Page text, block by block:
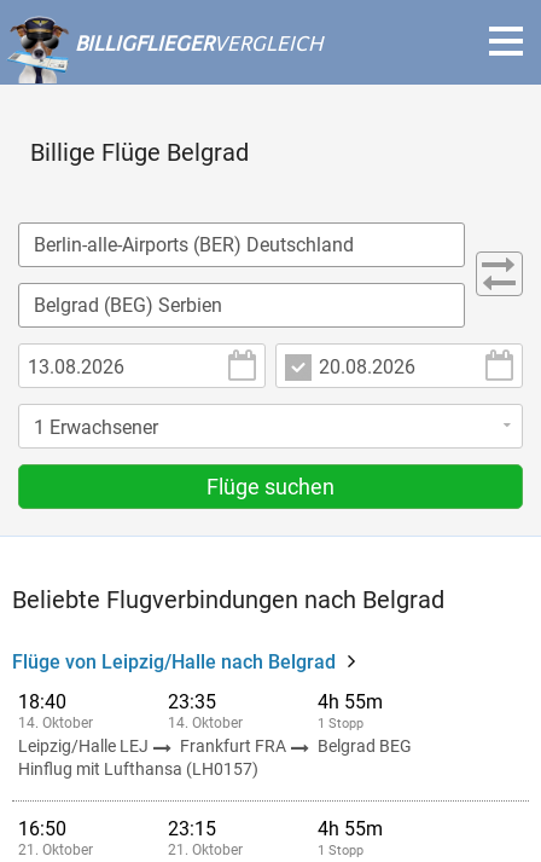
BILLIGFLIEGERVERGLEICH
Billige Flüge Belgrad
Flüge suchen
Beliebte Flugverbindungen nach Belgrad
Flüge von Leipzig/Halle nach Belgrad
18:40
14. Oktober
23:35
14. Oktober
4h 55m
1 Stopp
Leipzig/Halle LEJ Frankfurt FRA
Belgrad BEG
Hinflug mit Lufthansa (LH0157)
16:50
21. Oktober
23:15
21. Oktober
4h 55m
1 Stopp